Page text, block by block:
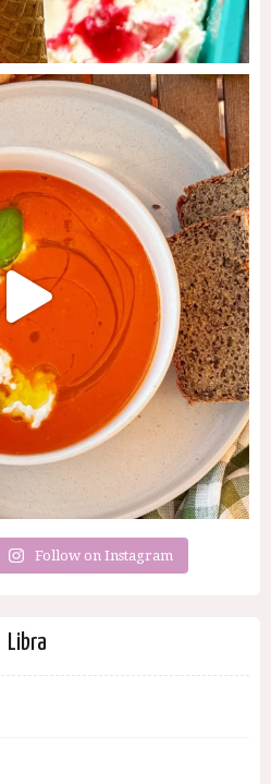
Follow on Instagram
Libra